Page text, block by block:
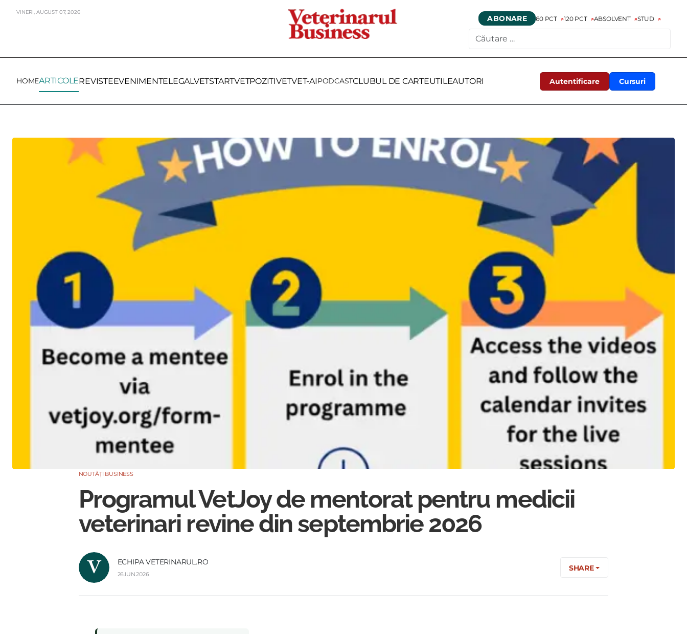
VINERI, AUGUST 07,2026
ABONARE 60 PCT 120 PCT ABSOLVENT STUD
Autentificare Cursuri
HOMEARTICOLEREVISTEEVENIMENTELEGALVETSTARTVETPOZITIVETVET-AIPODCASTCLUBUL DE CARTEUTILEAUTORI
NOUTĂȚI BUSINESS
Programul VetJoy de mentorat pentru medicii
veterinari revine din septembrie 2026
ECHIPA VETERINARUL.RO
26.IUN.2026
SHARE